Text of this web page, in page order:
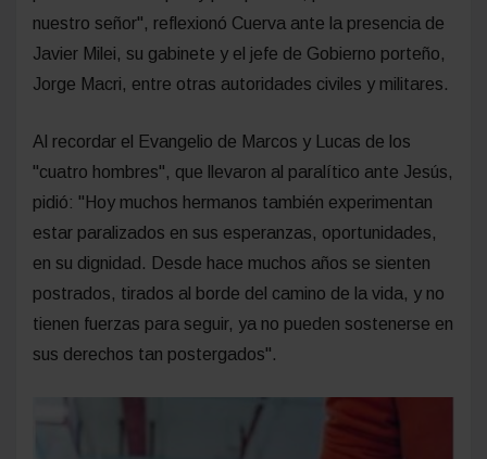
nuestro señor", reflexionó Cuerva ante la presencia de
Javier Milei, su gabinete y el jefe de Gobierno porteño,
Jorge Macri, entre otras autoridades civiles y militares.
Al recordar el Evangelio de Marcos y Lucas de los
"cuatro hombres", que llevaron al paralítico ante Jesús,
pidió: "Hoy muchos hermanos también experimentan
estar paralizados en sus esperanzas, oportunidades,
en su dignidad. Desde hace muchos años se sienten
postrados, tirados al borde del camino de la vida, y no
tienen fuerzas para seguir, ya no pueden sostenerse en
sus derechos tan postergados".